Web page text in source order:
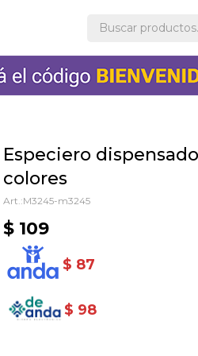
Especiero
colores
M3245-m3245
$ 109
$ 87
$ 98